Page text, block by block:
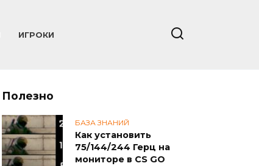
ИГРОКИ
Полезно
БАЗА ЗНАНИЙ
Как установить
75/144/244 Герц на
мониторе в CS GO